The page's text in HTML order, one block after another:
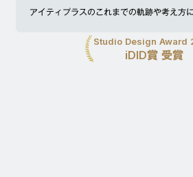
アイティプラスのこれまでの軌跡や考え方
Studio Design Award
iDID賞 受賞